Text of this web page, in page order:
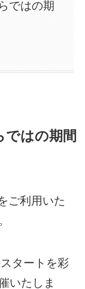
ではの期
ではの期間
ご利用いた
タートを彩
いたしま